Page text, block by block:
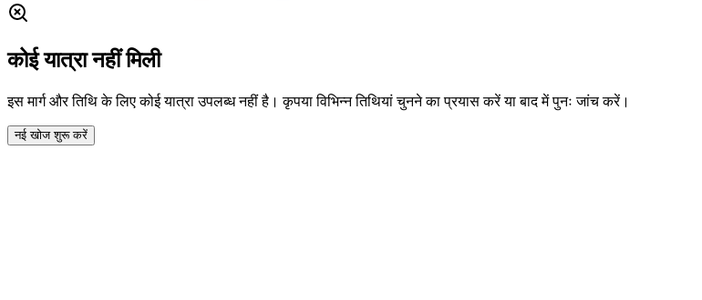
कोई यात्रा नहीं मिली
इस मार्ग और तिथि के लिए कोई यात्रा उपलब्ध नहीं है। कृपया विभिन्न तिथियां चुनने का प्रयास करें या बाद में पुनः जांच करें।
नई खोज शुरू करें